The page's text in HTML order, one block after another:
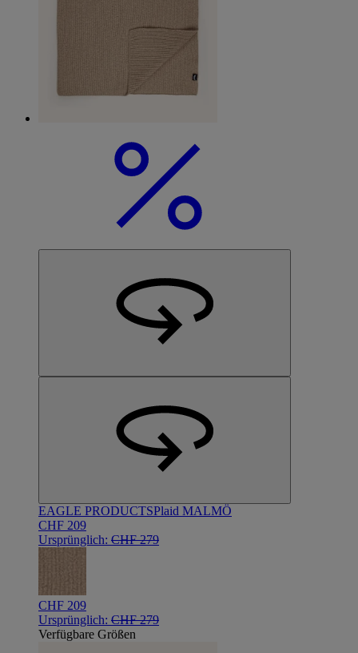
EAGLE PRODUCTSPlaid MALMÖ
CHF 209
Ursprünglich: CHF 279
CHF 209
Ursprünglich: CHF 279
Verfügbare Größen